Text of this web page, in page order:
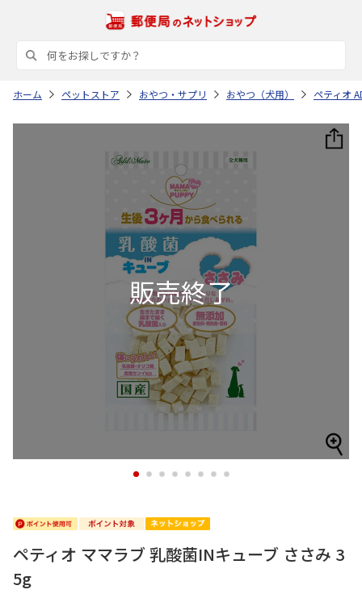
ホーム ペットストア おやつ・サプリ おやつ（犬用） ペティオ
1 2 3 4 5 6 7 8
ペティオ ママラブ 乳酸菌INキューブ ささみ 3
5g